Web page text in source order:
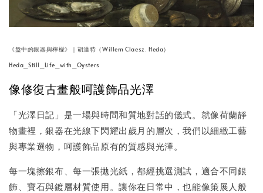
《盤中的銀器與檸檬》｜胡達特（Willem Claesz. Heda）
Heda_Still_Life_with_Oysters
像修復古畫般呵護飾品光澤
「光澤日記」是一場與時間和質地對話的儀式。就像荷蘭靜
物畫裡，銀器在光線下閃耀出歲月的層次，我們以細緻工藝
與專業選物，呵護飾品原有的質感與光澤。
每一塊擦銀布、每一張拋光紙，都經挑選測試，適合不同銀
飾、寶石與鍍層材質使用。讓你在日常中，也能像策展人般